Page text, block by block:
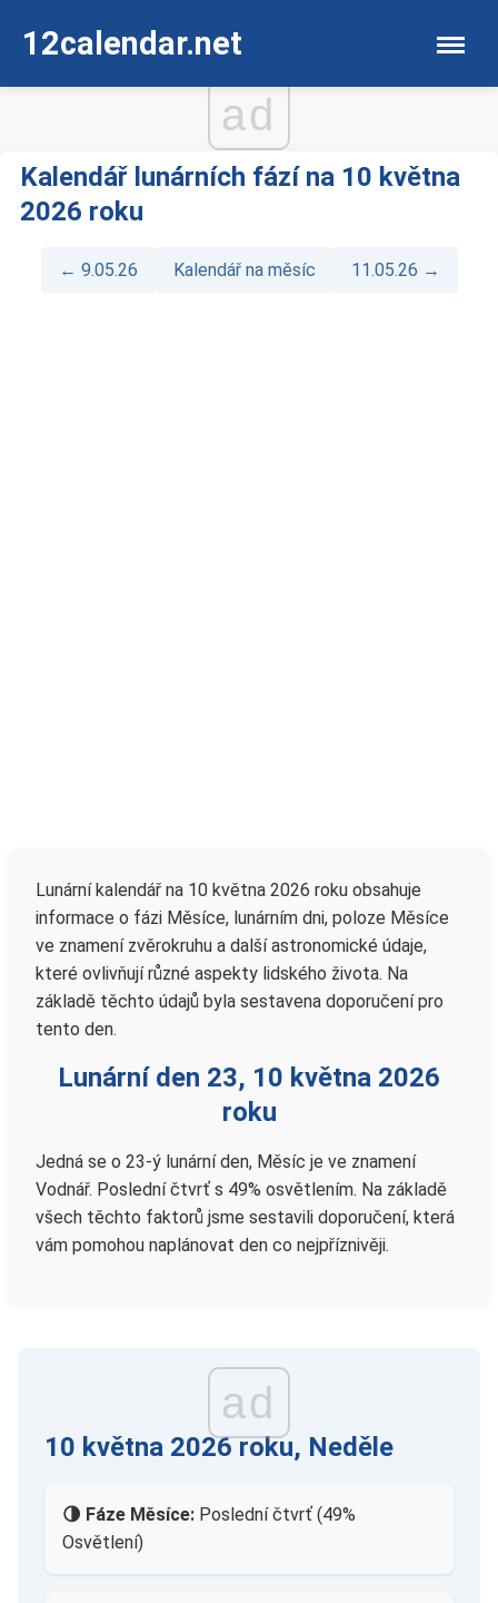
12calendar.net
ad
Kalendář lunárních fází na 10 května
2026 roku
← 9.05.26 Kalendář na měsíc 11.05.26 →
Lunární kalendář na 10 května 2026 roku obsahuje
informace o fázi Měsíce, lunárním dni, poloze Měsíce
ve znamení zvěrokruhu a další astronomické údaje,
které ovlivňují různé aspekty lidského života. Na
základě těchto údajů byla sestavena doporučení pro
tento den.
Lunární den 23, 10 května 2026
roku
Jedná se o 23-ý lunární den, Měsíc je ve znamení
Vodnář. Poslední čtvrť s 49% osvětlením. Na základě
všech těchto faktorů jsme sestavili doporučení, která
vám pomohou naplánovat den co nejpříznivěji.
ad
10 května 2026 roku, Neděle
🌗 Fáze Měsíce: Poslední čtvrť (49%
Osvětlení)